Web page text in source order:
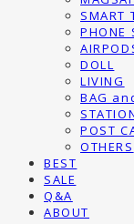
SMART
PHONE
DOLL
LIVING
BAG
POST
OTHERS
BEST
SALE
Q&A
ABOUT